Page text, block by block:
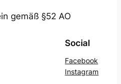
gemäß §52 AO
Social
Facebook
Instagram